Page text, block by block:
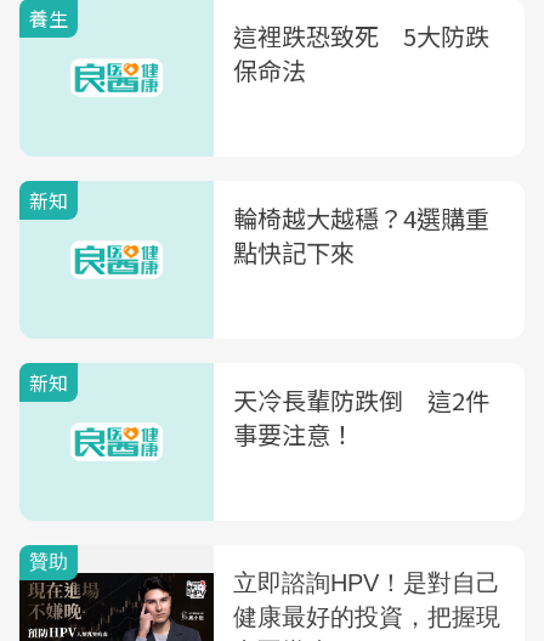
養生
這裡跌恐致死 5大防跌
保命法
新知
輪椅越大越穩？4選購重
點快記下來
新知
天冷長輩防跌倒 這2件
事要注意！